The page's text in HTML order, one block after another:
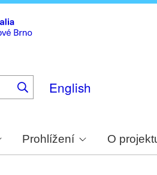
English
Prohlížení O